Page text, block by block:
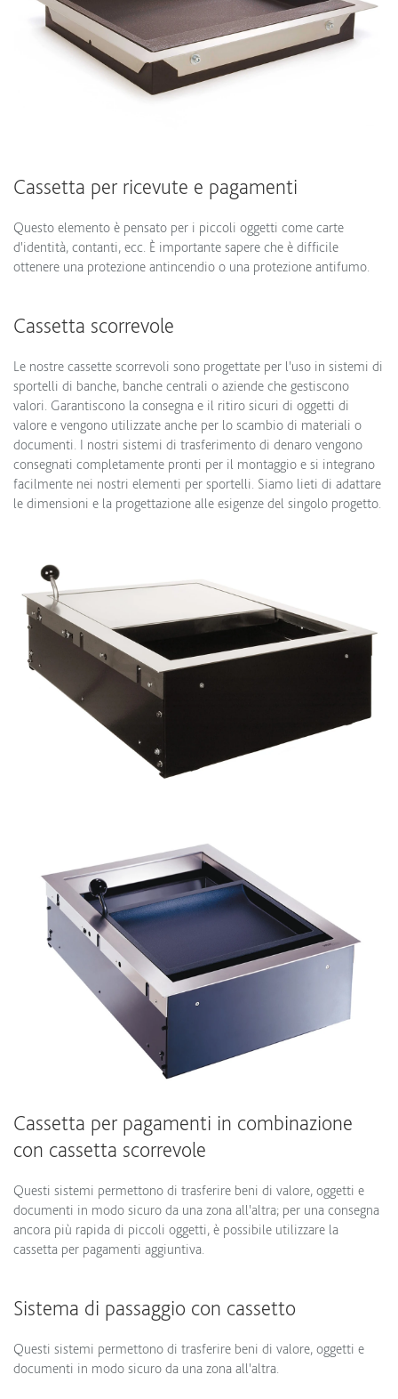
Cassetta per ricevute e pagamenti
Questo elemento è pensato per i piccoli oggetti come carte
d'identità, contanti, ecc. È importante sapere che è difficile
ottenere una protezione antincendio o una protezione antifumo.
Cassetta scorrevole
Le nostre cassette scorrevoli sono progettate per l'uso in sistemi di
sportelli di banche, banche centrali o aziende che gestiscono
valori. Garantiscono la consegna e il ritiro sicuri di oggetti di
valore e vengono utilizzate anche per lo scambio di materiali o
documenti. I nostri sistemi di trasferimento di denaro vengono
consegnati completamente pronti per il montaggio e si integrano
facilmente nei nostri elementi per sportelli. Siamo lieti di adattare
le dimensioni e la progettazione alle esigenze del singolo progetto.
Cassetta per pagamenti in combinazione
con cassetta scorrevole
Questi sistemi permettono di trasferire beni di valore, oggetti e
documenti in modo sicuro da una zona all'altra; per una consegna
ancora più rapida di piccoli oggetti, è possibile utilizzare la
cassetta per pagamenti aggiuntiva.
Sistema di passaggio con cassetto
Questi sistemi permettono di trasferire beni di valore, oggetti e
documenti in modo sicuro da una zona all'altra.